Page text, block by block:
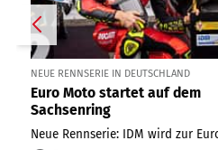
NEUE RENNSERIE IN DEUTSCHLAND
Euro Moto startet auf dem
Sachsenring
Neue Rennserie: IDM wird zur